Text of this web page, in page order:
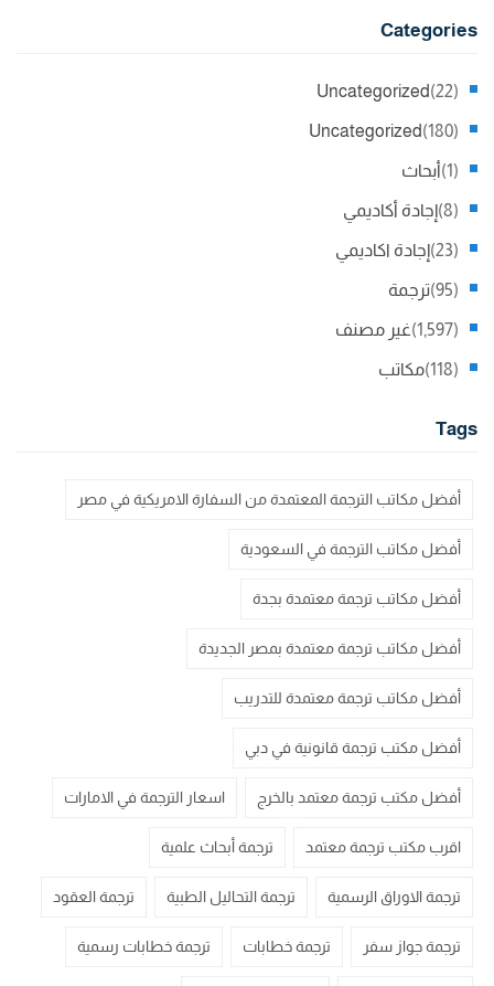
Categories
Uncategorized (22)
Uncategorized (180)
أبحاث (1)
إجادة أكاديمي (8)
إجادة اكاديمي (23)
ترجمة (95)
غير مصنف (1,597)
مكاتب (118)
Tags
أفضل مكاتب الترجمة المعتمدة من السفارة الامريكية في مصر
أفضل مكاتب الترجمة في السعودية
أفضل مكاتب ترجمة معتمدة بجدة
أفضل مكاتب ترجمة معتمدة بمصر الجديدة
أفضل مكاتب ترجمة معتمدة للتدريب
أفضل مكتب ترجمة قانونية في دبي
أفضل مكتب ترجمة معتمد بالخرج اسعار الترجمة في الامارات
اقرب مكتب ترجمة معتمد ترجمة أبحاث علمية
ترجمة الاوراق الرسمية ترجمة التحاليل الطبية ترجمة العقود
ترجمة جواز سفر ترجمة خطابات ترجمة خطابات رسمية